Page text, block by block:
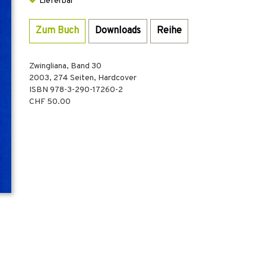
Zum Buch Downloads Reihe
Zwingliana, Band 30
2003, 274 Seiten, Hardcover
ISBN 978-3-290-17260-2
CHF 50.00